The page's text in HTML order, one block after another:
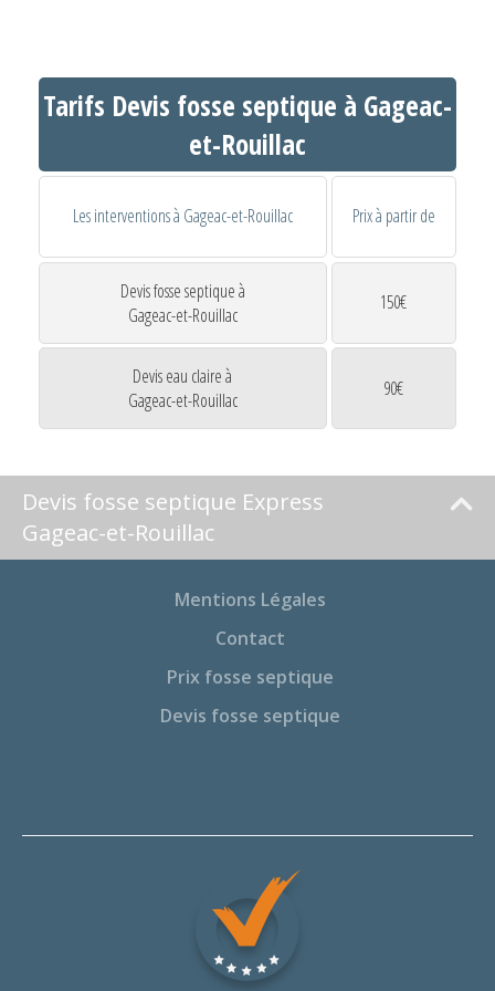
Tarifs Devis fosse septique à Gageac-
et-Rouillac
Les interventions à Gageac-et-Rouillac Prix à partir de
Devis fosse septique à
Gageac-et-Rouillac
150€
Devis eau claire à
Gageac-et-Rouillac
90€
Devis fosse septique Express
Gageac-et-Rouillac
Mentions Légales
Contact
Prix fosse septique
Devis fosse septique